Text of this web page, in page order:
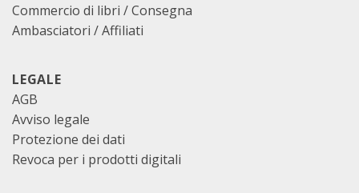
Commercio di libri / Consegna
Ambasciatori / Affiliati
LEGALE
AGB
Avviso legale
Protezione dei dati
Revoca per i prodotti digitali